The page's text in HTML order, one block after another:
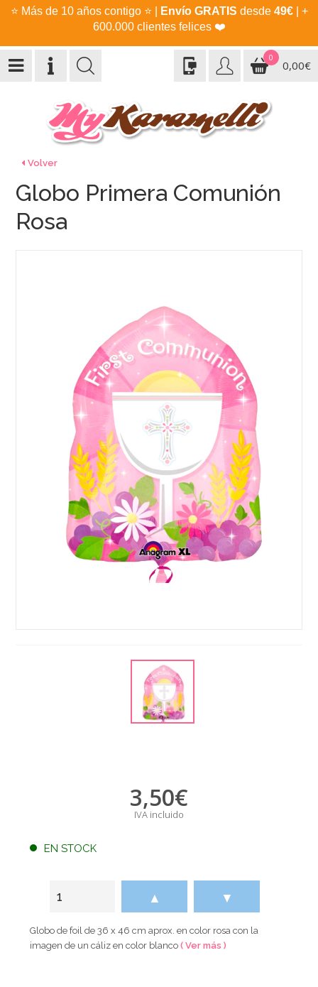
⭐ Más de 10 años contigo ⭐ Envío GRATIS desde 49€| +
600.000 clientes felices ❤️
0
0,00€
Volver
Globo Primera Comunión
Rosa
3,50€
IVA incluido
EN STOCK
▲ ▼
Globo de foil de 36 x 46 cm aprox. en color rosa con la
imagen de un cáliz en color blanco( Ver más )